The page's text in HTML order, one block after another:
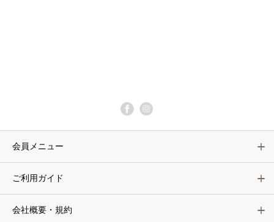
会員メニュー
ご利用ガイド
会社概要・規約